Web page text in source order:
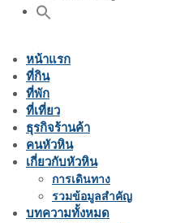
หน้าแรก
ที่กิน
ที่พัก
ที่เที่ยว
ธุรกิจร้านค้า
คนหัวหิน
เกี่ยวกับหัวหิน
การเดินทาง
รวมข้อมูลสำคัญ
บทความทั้งหมด